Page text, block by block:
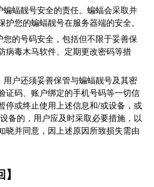
蝠靓号安全的责任。蝙蝠会采取并
您的蝙蝠靓号在服务器端的安全。
的号码安全，包括但不限于妥善保
病毒木马软件、定期更改密码等措
户还须妥善保管与蝙蝠靓号及其密
证码、账户绑定的手机号码等一切信
停或终止使用上述信息和/或设备，或
备的，用户应及时采取必要措施，以
晓并同意，因上述原因所致损失需由